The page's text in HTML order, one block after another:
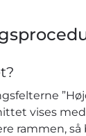
vises
rammen,